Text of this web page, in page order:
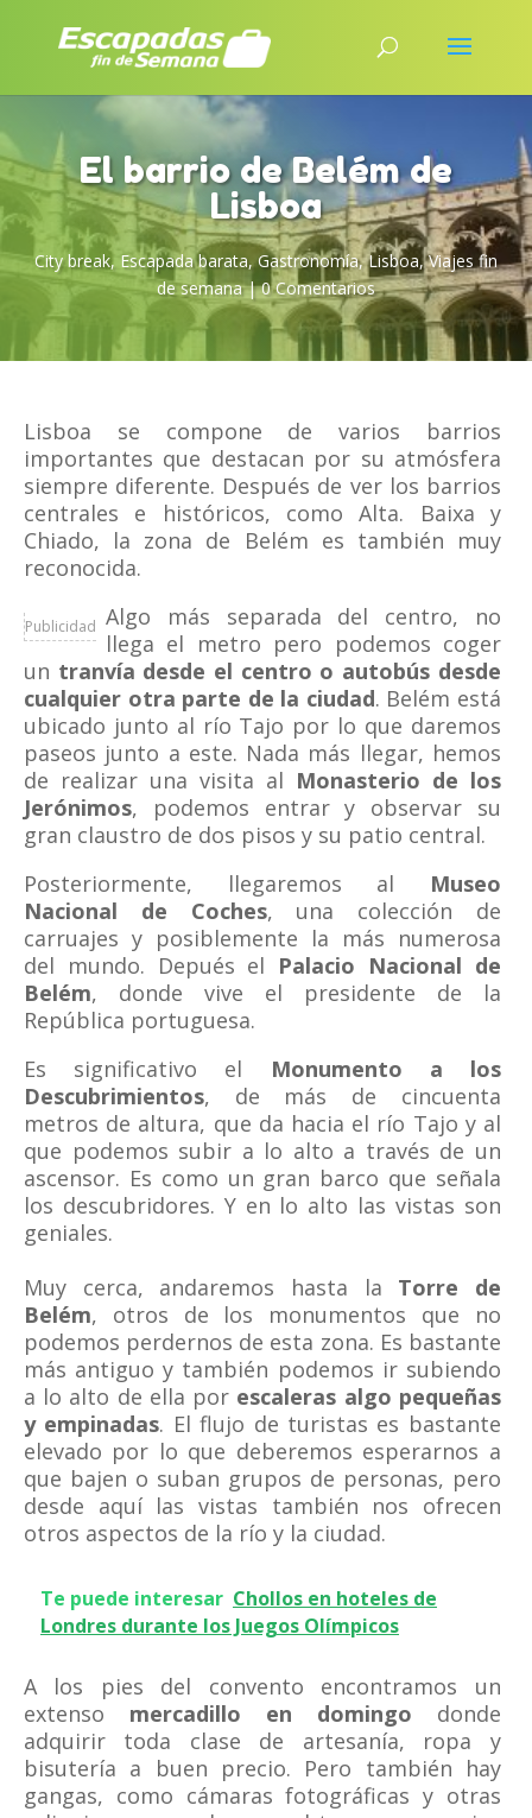
El barrio de Belém de
Lisboa
City break, Escapada barata,Gastronomía,Lisboa,Viajes fin
de semana|0 Comentarios
Lisboa se compone de varios barrios
importantes que destacan por su atmósfera
siempre diferente. Después de ver los barrios
centrales e históricos, como Alta. Baixa y
Chiado, la zona de Belém es también muy
reconocida.
Publicidad Algo más separada del centro, no
llega el metro pero podemos coger
un tranvía desde el centro o autobús desde
cualquier otra parte de la ciudad. Belém está
ubicado junto al río Tajo por lo que daremos
paseos junto a este. Nada más llegar, hemos
de realizar una visita al Monasterio de los
Jerónimos, podemos entrar y observar su
gran claustro de dos pisos y su patio central.
Posteriormente, llegaremos al Museo
Nacional de Coches, una colección de
carruajes y posiblemente la más numerosa
del mundo. Depués el Palacio Nacional de
Belém, donde vive el presidente de la
República portuguesa.
Es significativo el
Monumento a los
Descubrimientos, de más de cincuenta
metros de altura, que da hacia el río Tajo y al
que podemos subir a lo alto a través de un
ascensor. Es como un gran barco que señala
los descubridores. Y en lo alto las vistas son
geniales.
Muy cerca, andaremos hasta la Torre de
Belém, otros de los monumentos que no
podemos perdernos de esta zona. Es bastante
más antiguo y también podemos ir subiendo
a lo alto de ella por escaleras algo pequeñas
y empinadas. El flujo de turistas es bastante
elevado por lo que deberemos esperarnos a
que bajen o suban grupos de personas, pero
desde aquí las vistas también nos ofrecen
otros aspectos de la río y la ciudad.
Te puede interesar Chollos en hoteles de
Londres durante los Juegos Olímpicos
A los pies del convento encontramos un
extenso mercadillo en domingo donde
adquirir toda clase de artesanía, ropa y
bisutería a buen precio. Pero también hay
gangas, como cámaras fotográficas y otras